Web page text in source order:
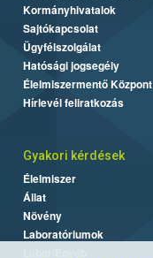
Kormányhivatalok
Sajtókapcsolat
Ügyfélszolgálat
Hatósági jogsegély
Élelmiszermentő Központ
Hírlevél feliratkozás
Gyakori kérdések
Élelmiszer
Állat
Növény
Laboratóriumok